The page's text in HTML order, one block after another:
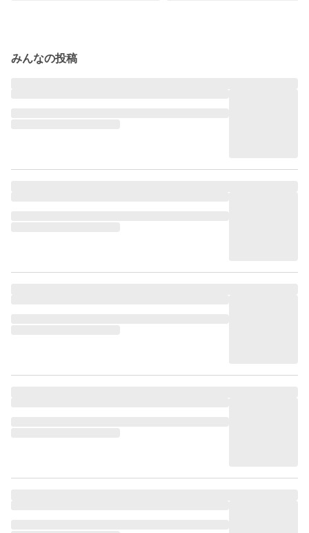
みんなの投稿